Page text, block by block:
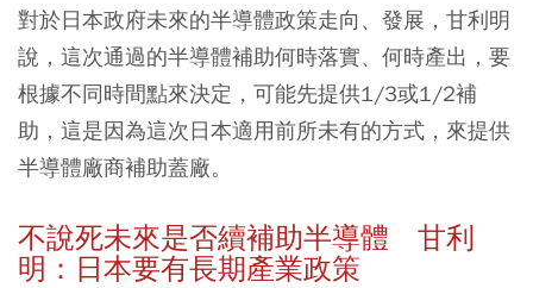
對於日本政府未來的半導體政策走向、發展，甘利明
說，這次通過的半導體補助何時落實、何時產出，要
根據不同時間點來決定，可能先提供1/3或1/2補
助，這是因為這次日本適用前所未有的方式，來提供
半導體廠商補助蓋廠。
不說死未來是否續補助半導體 甘利
明：日本要有長期產業政策